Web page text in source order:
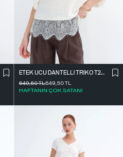
ETEK UCU DANTELLI TRIKO T261025
649,50TL
HAFTANIN ÇOK SATANI
649,50TL